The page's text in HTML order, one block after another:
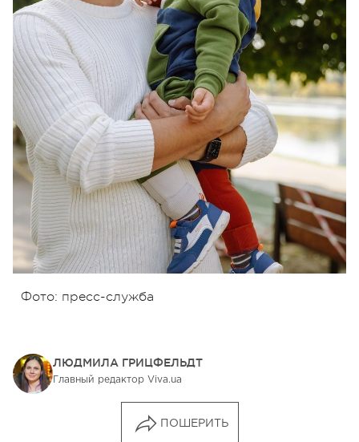
Фото: пресс-служба
ЛЮДМИЛА ГРИЦФЕЛЬДТ
Главный редактор Viva.ua
ПОШЕРИТЬ